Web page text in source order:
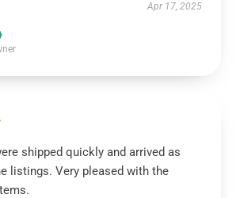
Apr 17, 2025
shipped quickly and arrived as
listings. Very pleased with the